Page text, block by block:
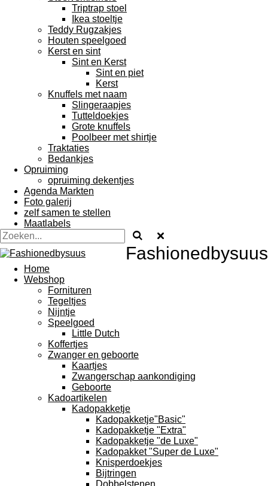
Triptrap stoel
Ikea stoeltje
Teddy Rugzakjes
Houten speelgoed
Kerst en sint
Sint en Kerst
Sint en piet
Kerst
Knuffels met naam
Slingeraapjes
Tutteldoekjes
Grote knuffels
Poolbeer met shirtje
Traktaties
Bedankjes
Opruiming
opruiming dekentjes
Agenda Markten
Foto galerij
zelf samen te stellen
Maatlabels
Fashionedbysuus
Home
Webshop
Fornituren
Tegeltjes
Nijntje
Speelgoed
Little Dutch
Koffertjes
Zwanger en geboorte
Kaartjes
Zwangerschap aankondiging
Geboorte
Kadoartikelen
Kadopakketje
Kadopakketje"Basic"
Kadopakketje "Extra"
Kadopakketje "de Luxe"
Kadopakket "Super de Luxe"
Knisperdoekjes
Bijtringen
Dobbelstenen